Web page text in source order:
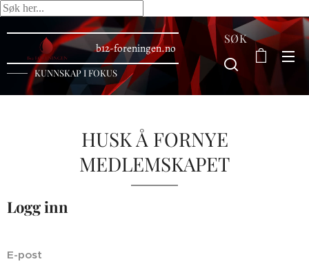
b12-foreningen.no
KUNNSKAP I FOKUS
SØK
HUSK Å FORNYE
MEDLEMSKAPET
Logg inn
E-post